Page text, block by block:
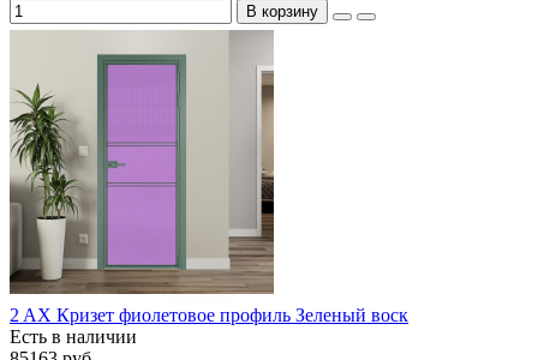
В корзину
2 AX Кризет фиолетовое профиль Зеленый воск
Есть в наличии